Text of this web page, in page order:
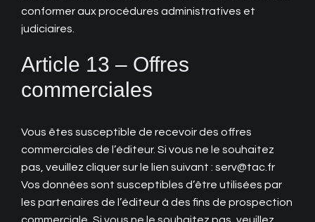
conformer aux procédures administratives et
judiciaires.
Article 13 – Offres
commerciales
Vous êtes susceptible de recevoir des offres
commerciales de l’éditeur. Si vous ne le souhaitez
pas, veuillez cliquer sur le lien suivant : serv@tac.fr
Vos données sont susceptibles d’être utilisées par
les partenaires de l’éditeur à des fins de prospection